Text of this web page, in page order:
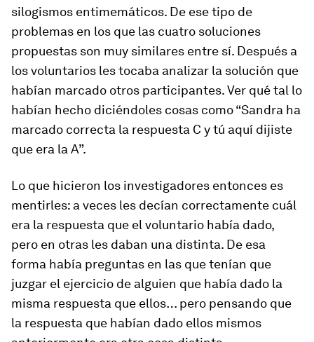
silogismos entimemáticos. De ese tipo de
problemas en los que las cuatro soluciones
propuestas son muy similares entre sí. Después a
los voluntarios les tocaba analizar la solución que
habían marcado otros participantes. Ver qué tal lo
habían hecho diciéndoles cosas como “Sandra ha
marcado correcta la respuesta C y tú aquí dijiste
que era la A”.
Lo que hicieron los investigadores entonces es
mentirles: a veces les decían correctamente cuál
era la respuesta que el voluntario había dado,
pero en otras les daban una distinta. De esa
forma había preguntas en las que tenían que
juzgar el ejercicio de alguien que había dado la
misma respuesta que ellos… pero pensando que
la respuesta que habían dado ellos mismos